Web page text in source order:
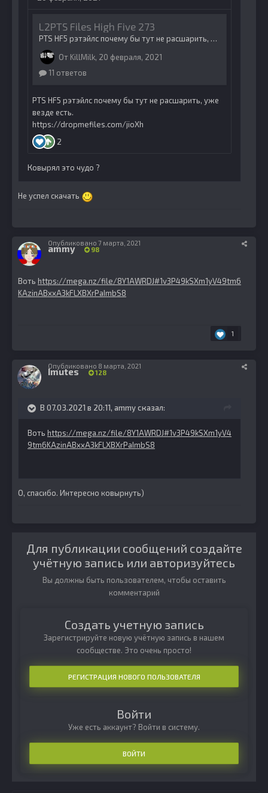
Ковырял это чудо ?
Не успел скачать
ammy 98
Опубликовано 7 марта, 2021
Воть https://mega.nz/file/8Y1AWRDJ#1v3P49kSXm1yV49tm6
KAzinABxxA3kFLXBXrPaImbS8
1
Imutes 128
Опубликовано 8 марта, 2021
В 07.03.2021 в 20:11, ammyсказал:
Воть https://mega.nz/file/8Y1AWRDJ#1v3P49kSXm1yV4
9tm6KAzinABxxA3kFLXBXrPaImbS8
О, спасибо. Интересно ковырнуть)
Для публикации сообщений создайте
учётную запись или авторизуйтесь
Вы должны быть пользователем, чтобы оставить
комментарий
Создать учетную запись
Зарегистрируйте новую учётную запись в нашем
сообществе. Это очень просто!
РЕГИСТРАЦИЯ НОВОГО ПОЛЬЗОВАТЕЛЯ
Войти
Уже есть аккаунт? Войти в систему.
ВОЙТИ